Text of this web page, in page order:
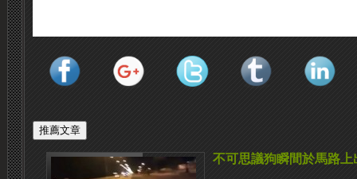
不可思議狗瞬間於馬路上